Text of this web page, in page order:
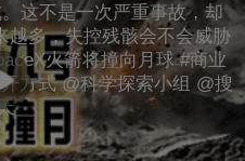
这不是一次严重事故，却
越多，失控残骸会不会威胁
火箭将撞向月球 #商业
方式 @科学探索小组 @搜